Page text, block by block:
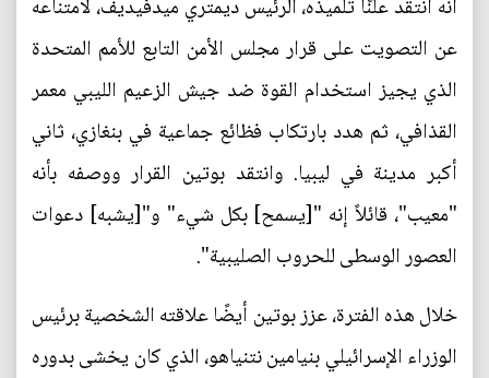
أنه انتقد علنًا تلميذه، الرئيس ديمتري ميدفيديف، لامتناعه
عن التصويت على قرار مجلس الأمن التابع للأمم المتحدة
الذي يجيز استخدام القوة ضد جيش الزعيم الليبي معمر
القذافي، ثم هدد بارتكاب فظائع جماعية في بنغازي، ثاني
أكبر مدينة في ليبيا. وانتقد بوتين القرار ووصفه بأنه
"معيب"، قائلاً إنه "[يسمح] بكل شيء" و"[يشبه] دعوات
العصور الوسطى للحروب الصليبية".
خلال هذه الفترة، عزز بوتين أيضًا علاقته الشخصية برئيس
الوزراء الإسرائيلي بنيامين نتنياهو، الذي كان يخشى بدوره